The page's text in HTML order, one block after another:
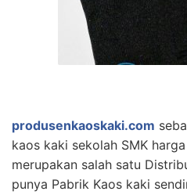
produsenkaoskaki.com
kaos kaki sekolah SMK
merupakan salah satu
punya Pabrik Kaos kaki